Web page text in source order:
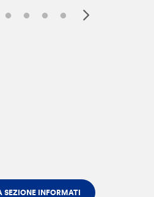
SEZIONE INFORMATI